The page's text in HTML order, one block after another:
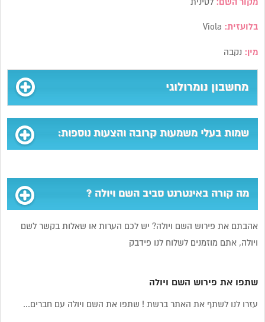
מקור השם: לטינית
בלועזית:
מין: נקבה
מחשבון נומרולוגי
שמות בעלי משמעות קרובה והצעות נוספות:
מה קורה באינטרנט סביב השם ויולה ?
אהבתם את פירוש השם ויולה? יש לכם הערות או שאלות בקשר לשם
ויולה, אתם מוזמנים לשלוח לנו פידבק
שתפו את פירוש השם ויולה
עזרו לנו לשתף את האתר ברשת ! שתפו את השם ויולה עם חברים...